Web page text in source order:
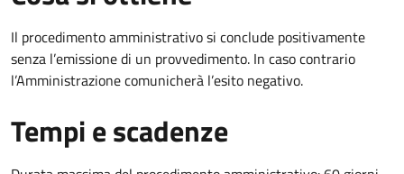
Il procedimento amministrativo si conclude positivamente
senza l’emissione di un provvedimento. In caso contrario
l’Amministrazione comunicherà l’esito negativo.
Tempi e scadenze